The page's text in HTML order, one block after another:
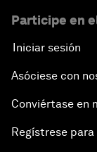
Participe en
Iniciar sesión
Asóciese con
Conviértase en
Regístrese